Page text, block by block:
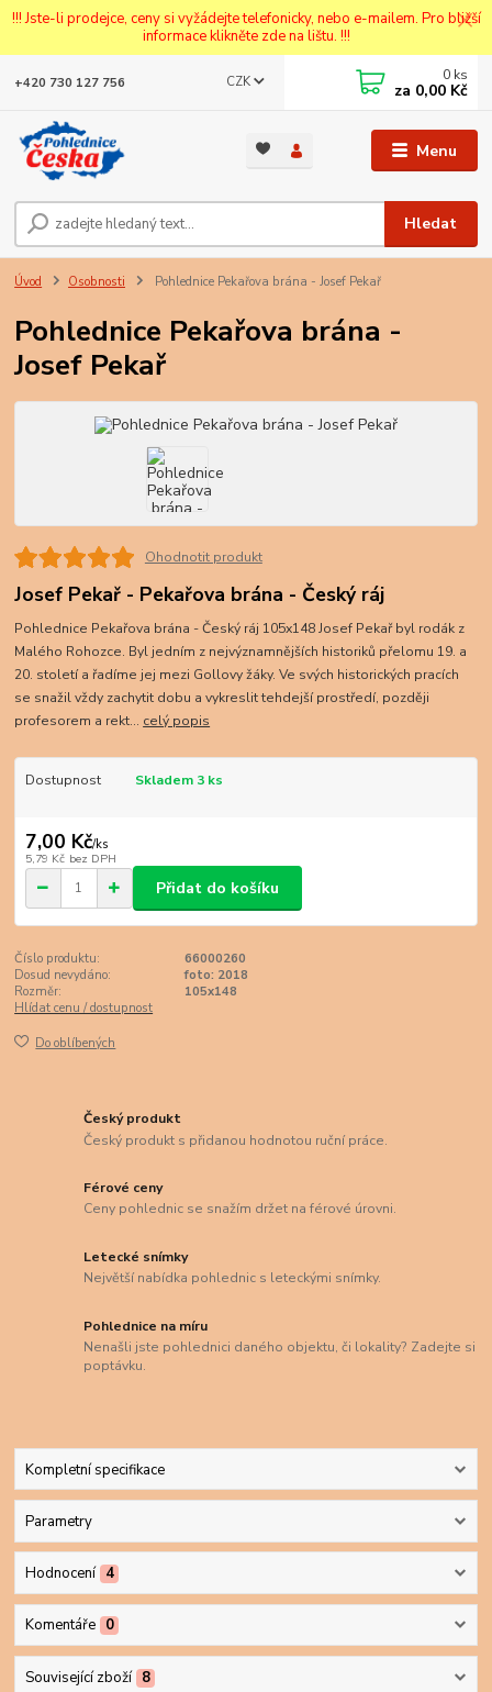
!!! Jste-li prodejce, ceny si vyžádejte telefonicky, nebo e-mailem. Pro bližší
informace klikněte zde na lištu. !!!
Menu
CZK
Hledat
+420 730 127 756 0 ks
za 0,00 Kč
Úvod Osobnosti Pohlednice Pekařova brána - Josef Pekař
Pohlednice Pekařova brána -
Josef Pekař
Ohodnotit produkt
Josef Pekař - Pekařova brána - Český ráj
Pohlednice Pekařova brána - Český ráj 105x148 Josef Pekař byl rodák z
Malého Rohozce. Byl jedním z nejvýznamnějších historiků přelomu 19. a
20. století a řadíme jej mezi Gollovy žáky. Ve svých historických pracích
se snažil vždy zachytit dobu a vykreslit tehdejší prostředí, později
profesorem a rekt... celý popis
Dostupnost Skladem 3 ks
7,00 Kč/ks
5,79 Kč bez DPH
Přidat do košíku
Číslo produktu:
66000260
Dosud nevydáno:
foto: 2018
Rozměr:
105x148
Hlídat cenu / dostupnost
Do oblíbených
Český produkt
Český produkt s přidanou hodnotou ruční práce.
Férové ceny
Ceny pohlednic se snažím držet na férové úrovni.
Letecké snímky
Největší nabídka pohlednic s leteckými snímky.
Pohlednice na míru
Nenašli jste pohlednici daného objektu, či lokality? Zadejte si
poptávku.
Kompletní specifikace
Parametry
Hodnocení 4
Komentáře 0
Související zboží 8